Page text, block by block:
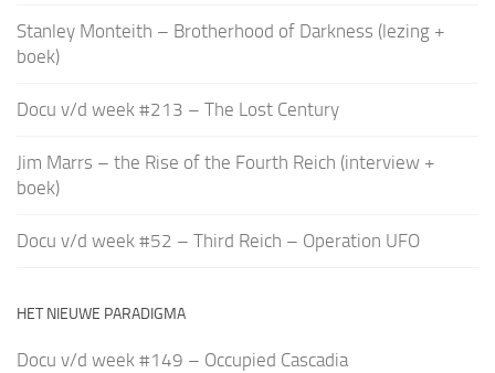
Stanley Monteith – Brotherhood of Darkness (lezing +
boek)
Docu v/d week #213 – The Lost Century
Jim Marrs – the Rise of the Fourth Reich (interview +
boek)
Docu v/d week #52 – Third Reich – Operation UFO
HET NIEUWE PARADIGMA
Docu v/d week #149 – Occupied Cascadia